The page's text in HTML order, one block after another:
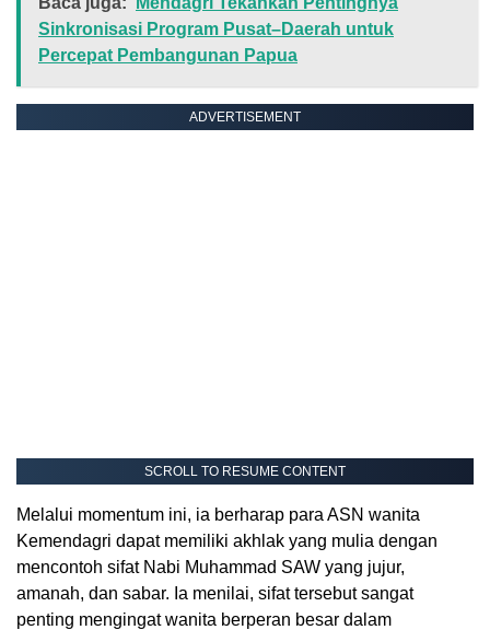
Sinkronisasi Program Pusat–Daerah untuk
Percepat Pembangunan Papua
ADVERTISEMENT
SCROLL TO RESUME CONTENT
Melalui momentum ini, ia berharap para ASN wanita
Kemendagri dapat memiliki akhlak yang mulia dengan
mencontoh sifat Nabi Muhammad SAW yang jujur,
amanah, dan sabar. Ia menilai, sifat tersebut sangat
penting mengingat wanita berperan besar dalam